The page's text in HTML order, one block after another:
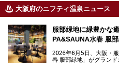
大阪府のニフティ温泉ニュース
服部緑地に緑豊かな
PA&SAUNA水春 服
2026年6月5日、大阪・
春 服部緑地」がグランド